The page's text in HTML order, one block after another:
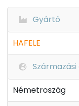
Gyártó
HAFELE
Németroszág